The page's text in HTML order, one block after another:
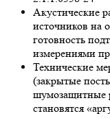
Акустические
источников на
готовность
измерениями
Технические
(закрытые
шумозащитные
становятся